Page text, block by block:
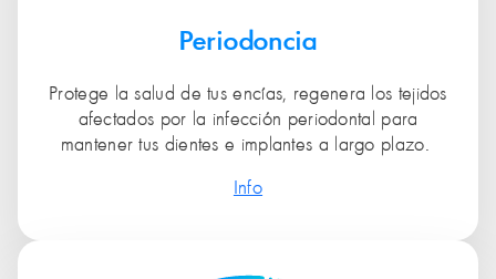
Periodoncia
Protege la salud de tus encías, regenera los tejidos
afectados por la infección periodontal para
mantener tus dientes e implantes a largo plazo.
Info